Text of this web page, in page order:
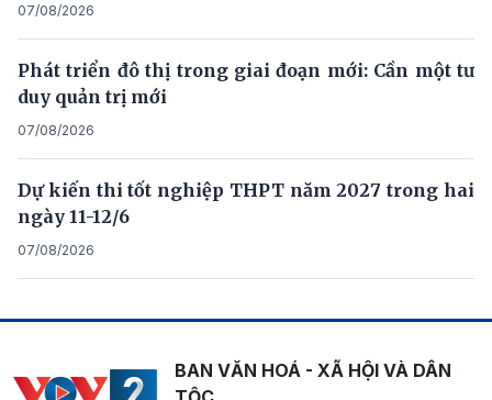
07/08/2026
Phát triển đô thị trong giai đoạn mới: Cần một tư
duy quản trị mới
07/08/2026
Dự kiến thi tốt nghiệp THPT năm 2027 trong hai
ngày 11-12/6
07/08/2026
BAN VĂN HOÁ - XÃ HỘI VÀ DÂN